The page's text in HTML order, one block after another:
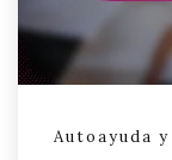
Autoayuda